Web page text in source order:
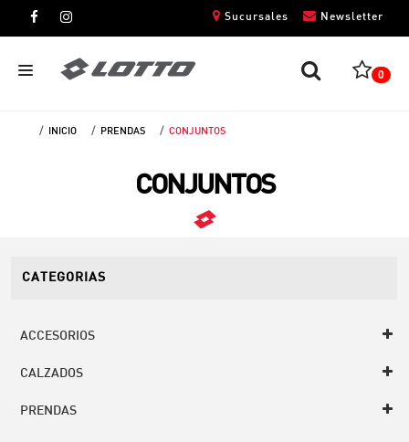
Newsletter
Sucursales
0
INICIO PRENDAS CONJUNTOS
CONJUNTOS
CATEGORIAS
ACCESORIOS
CALZADOS
PRENDAS